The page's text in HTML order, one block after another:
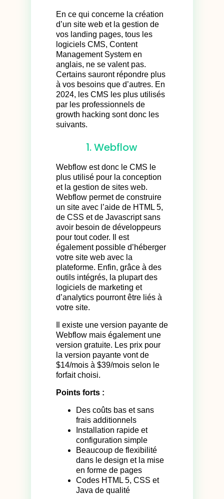
En ce qui concerne la création
d’un site web et la gestion de
vos landing pages, tous les
logiciels CMS, Content
Management System en
anglais, ne se valent pas.
Certains sauront répondre plus
à vos besoins que d’autres. En
2024, les CMS les plus utilisés
par les professionnels de
growth hacking sont donc les
suivants.
1. Webflow
Webflow est donc le CMS le
plus utilisé pour la conception
et la gestion de sites web.
Webflow permet de construire
un site avec l’aide de HTML 5,
de CSS et de Javascript sans
avoir besoin de développeurs
pour tout coder. Il est
également possible d’héberger
votre site web avec la
plateforme. Enfin, grâce à des
outils intégrés, la plupart des
logiciels de marketing et
d’analytics pourront être liés à
votre site.
Il existe une version payante de
Webflow mais également une
version gratuite. Les prix pour
la version payante vont de
$14/mois à $39/mois selon le
forfait choisi.
Points forts :
Des coûts bas et sans
frais additionnels
Installation rapide et
configuration simple
Beaucoup de flexibilité
dans le design et la mise
en forme de pages
Codes HTML 5, CSS et
Java de qualité